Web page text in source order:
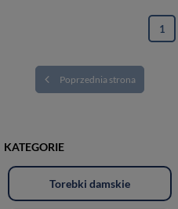
Poprzednia strona
1
KATEGORIE
Torebki damskie